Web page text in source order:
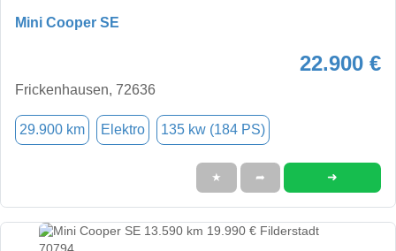
Mini Cooper SE
22.900 €
Frickenhausen, 72636
29.900 km Elektro 135 kw (184 PS)
★ ➦ ➜